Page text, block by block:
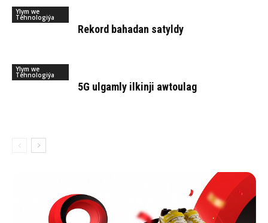
Ylym we
Tehnologiýa
Rekord bahadan satyldy
Ylym we
Tehnologiýa
5G ulgamly ilkinji awtoulag